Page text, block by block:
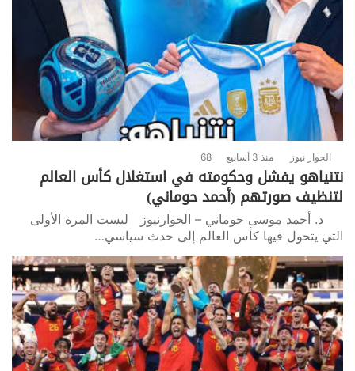
الحوار نيوز منذ 3 أسابيع 68
نتنياهو يفشل وحكومته في استغلال كأس العالم
لتنظيف صورتهم (أحمد حوماني)
د. أحمد موسى حوماني – الحوارنيوز ليست المرة الأولى
التي يتحول فيها كأس العالم إلى حدث سياسي…